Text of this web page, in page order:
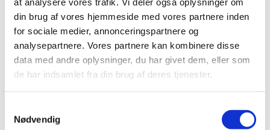
din brug af vores hjemmeside med vores partnere inden
for sociale medier, annonceringspartnere og
analysepartnere. Vores partnere kan kombinere disse
data med andre oplysninger, du har givet dem, eller som
de har indsamlet fra din brug af deres tjenester.
Nødvendig
disse personer bedst muligt.
Værktøjet til dette emne er meget simpelt og
skal blot skabe overblik og refleksion. Prøv at lav
siden sidste øvelse til at navigere i dine relationer